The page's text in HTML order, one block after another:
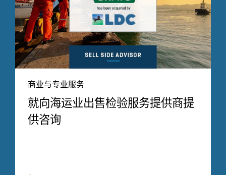
商业与专业服务
就向海运业出售检验服务提供商提
供咨询